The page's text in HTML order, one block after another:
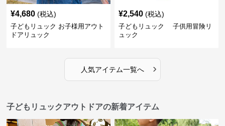
¥4,680 (税込)
子どもリュック お子様用アウト
ドアリュック
¥2,540 (税込)
子どもリュック 子供用冒険リ
ュック
人気アイテム一覧へ ›
子どもリュックアウトドアの新着アイテム